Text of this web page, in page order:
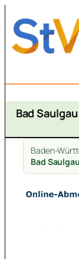
Inhalt
springen
Bad
Baden-
Bad Saulgau